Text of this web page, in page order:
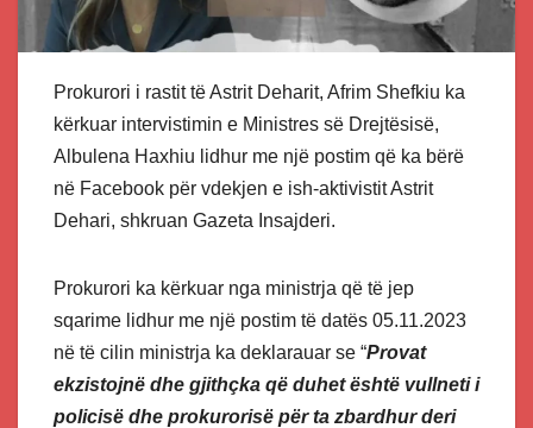
Prokurori i rastit të Astrit Deharit, Afrim Shefkiu ka
kërkuar intervistimin e Ministres së Drejtësisë,
Albulena Haxhiu lidhur me një postim që ka bërë
në Facebook për vdekjen e ish-aktivistit Astrit
Dehari, shkruan Gazeta Insajderi.
Prokurori ka kërkuar nga ministrja që të jep
sqarime lidhur me një postim të datës 05.11.2023
në të cilin ministrja ka deklarauar se “Provat
ekzistojnë dhe gjithçka që duhet është vullneti i
policisë dhe prokurorisë për ta zbardhur deri